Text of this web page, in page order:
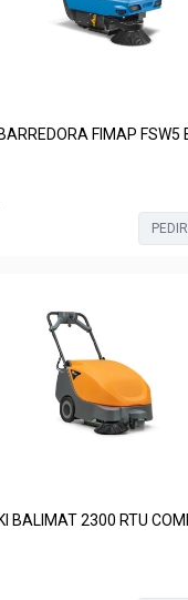
BARREDORA FIMAP FSW5
BALIMAT 2300 RTU